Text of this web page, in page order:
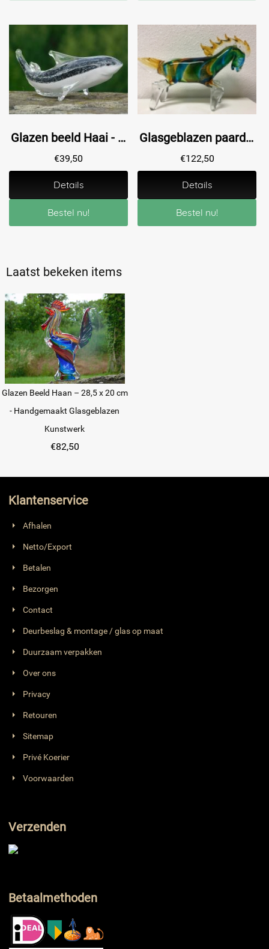
Glazen beeld Haai - In Kleur - Glassculptuur
€39,50
Details
Bestel nu!
Glasgeblazen paard, vol in kleur, prachtig ontwerp.
€122,50
Details
Bestel nu!
Laatst bekeken items
Glazen Beeld Haan – 28,5 x 20 cm
- Handgemaakt Glasgeblazen
Kunstwerk
€82,50
Klantenservice
Afhalen
Netto/Export
Betalen
Bezorgen
Contact
Deurbeslag & montage / glas op maat
Duurzaam verpakken
Over ons
Privacy
Retouren
Sitemap
Privé Koerier
Voorwaarden
Verzenden
Betaalmethoden